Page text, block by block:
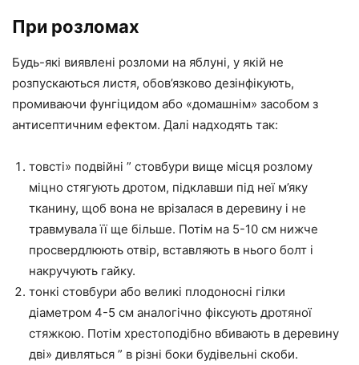
При розломах
Будь-які виявлені розломи на яблуні, у якій не
розпускаються листя, обов’язково дезінфікують,
промиваючи фунгіцидом або «домашнім» засобом з
антисептичним ефектом. Далі надходять так:
товсті» подвійні ” стовбури вище місця розлому
міцно стягують дротом, підклавши під неї м’яку
тканину, щоб вона не врізалася в деревину і не
травмувала її ще більше. Потім на 5-10 см нижче
просвердлюють отвір, вставляють в нього болт і
накручують гайку.
тонкі стовбури або великі плодоносні гілки
діаметром 4-5 см аналогічно фіксують дротяної
стяжкою. Потім хрестоподібно вбивають в деревину
дві» дивляться ” в різні боки будівельні скоби.